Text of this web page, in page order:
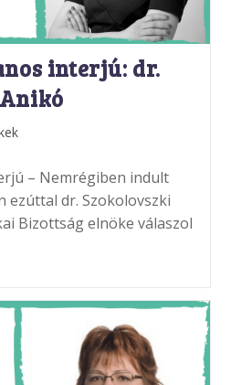
interjú: dr.
– Nemrégiben indult
dr. Szokolovszki
Bizottság elnöke válaszol